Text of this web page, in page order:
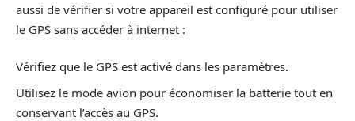
aussi de vérifier si votre appareil est configuré pour utiliser
le GPS sans accéder à internet :
Vérifiez que le GPS est activé dans les paramètres.
Utilisez le mode avion pour économiser la batterie tout en
conservant l’accès au GPS.